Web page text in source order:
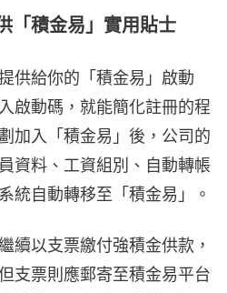
「積金易」實用貼士
供給你的「積金易」啟動
啟動碼，就能簡化註冊的程
加入「積金易」後，公司的
資料、工資組別、自動轉帳
統自動轉移至「積金易」。
續以支票繳付強積金供款，
支票則應郵寄至積金易平台